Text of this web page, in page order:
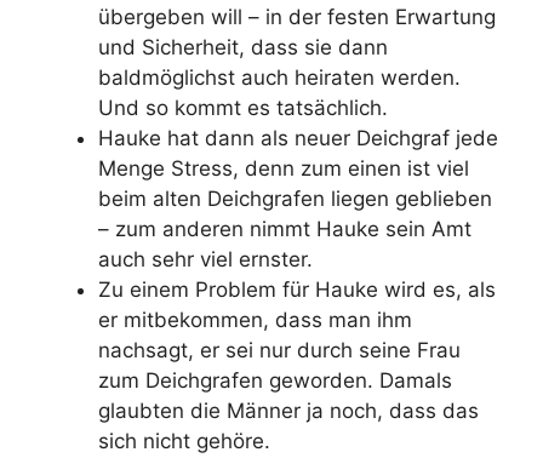
übergeben will – in der festen Erwartung
und Sicherheit, dass sie dann
baldmöglichst auch heiraten werden.
Und so kommt es tatsächlich.
Hauke hat dann als neuer Deichgraf jede
Menge Stress, denn zum einen ist viel
beim alten Deichgrafen liegen geblieben
– zum anderen nimmt Hauke sein Amt
auch sehr viel ernster.
Zu einem Problem für Hauke wird es, als
er mitbekommen, dass man ihm
nachsagt, er sei nur durch seine Frau
zum Deichgrafen geworden. Damals
glaubten die Männer ja noch, dass das
sich nicht gehöre.